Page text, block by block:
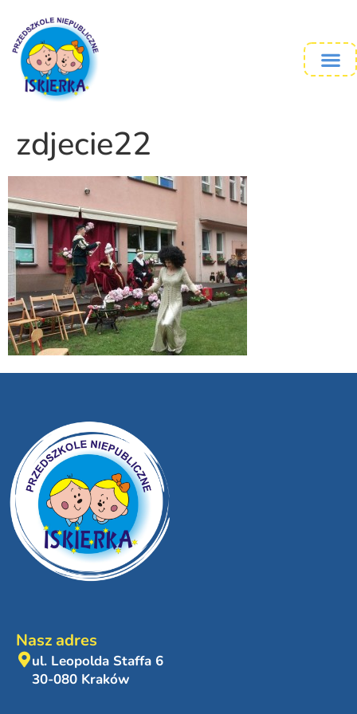
zdjecie22
Nasz adres
ul. Leopolda Staffa 6
30-080 Kraków